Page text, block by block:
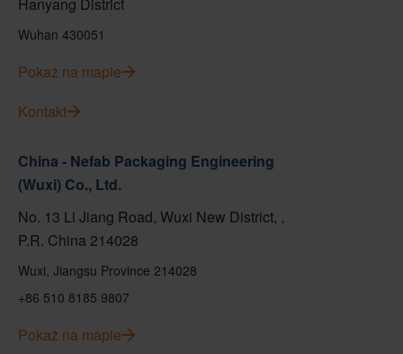
Wuhan 430051
Pokaż na mapie
Kontakt
China - Nefab Packaging Engineering
(Wuxi) Co., Ltd.
No. 13 Li Jiang Road, Wuxi New District, ,
P.R. China 214028
Wuxi, Jiangsu Province 214028
+86 510 8185 9807
Pokaż na mapie